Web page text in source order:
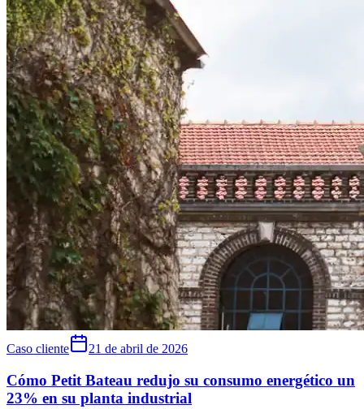
Caso cliente 21 de abril de 2026
Cómo Petit Bateau redujo su consumo energético un
23% en su planta industrial